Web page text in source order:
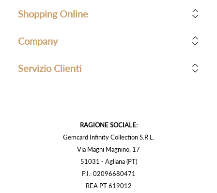
Shopping Online
Company
Servizio Clienti
RAGIONE SOCIALE:
Gemcard Infinity Collection S.R.L.
Via Magni Magnino, 17
51031 - Agliana (PT)
P.I.: 02096680471
REA PT 619012